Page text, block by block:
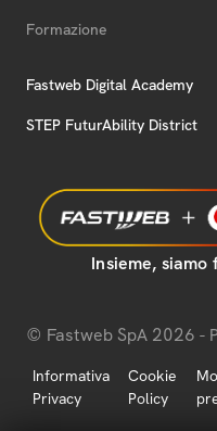
Formazione
Fastweb Digital Academy
STEP FuturAbility District
Insieme, siamo
© Fastweb SpA 2026 -
Informativa
Privacy
Cookie
Policy